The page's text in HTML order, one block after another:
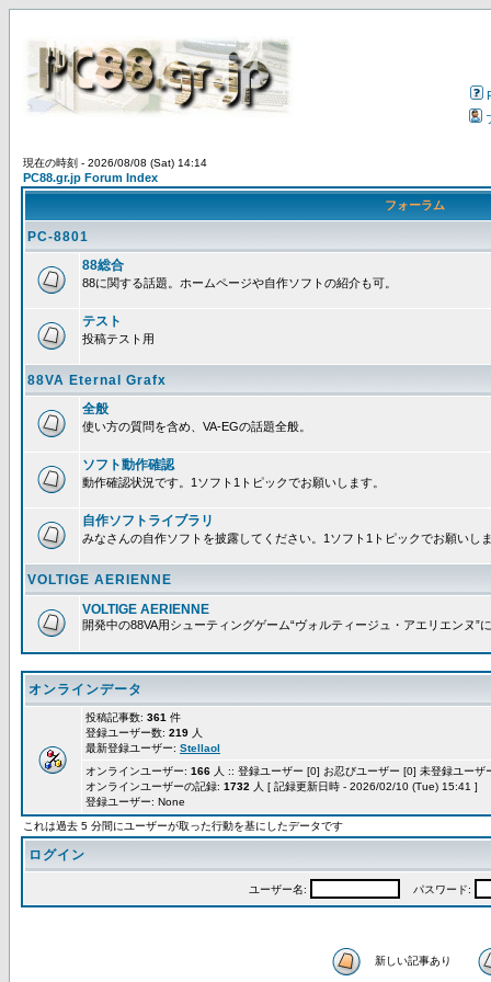
現在の時刻 - 2026/08/08 (Sat) 14:14
PC88.gr.jp Forum Index
フォーラム
PC-8801
88総合
88に関する話題。ホームページや自作ソフトの紹介も可。
テスト
投稿テスト用
88VA Eternal Grafx
全般
使い方の質問を含め、VA-EGの話題全般。
ソフト動作確認
動作確認状況です。1ソフト1トピックでお願いします。
自作ソフトライブラリ
みなさんの自作ソフトを披露してください。1ソフト1トピックでお願いし
VOLTIGE AERIENNE
VOLTIGE AERIENNE
開発中の88VA用シューティングゲーム“ヴォルティージュ・アエリエンヌ”
オンラインデータ
投稿記事数: 361 件
登録ユーザー数: 219 人
最新登録ユーザー: Stellaol
オンラインユーザー: 166 人 :: 登録ユーザー [0] お忍びユーザー [0] 未登録ユー
オンラインユーザーの記録: 1732 人 [ 記録更新日時 - 2026/02/10 (Tue) 15:41 ]
登録ユーザー: None
これは過去 5 分間にユーザーが取った行動を基にしたデータです
ログイン
ユーザー名: パスワード:
新しい記事あり